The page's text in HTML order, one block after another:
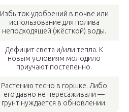
Избыток удобрений в почве или
использование для полива
неподходящей (жёсткой) воды.
Дефицит света и/или тепла. К
новым условиям молодило
приучают постепенно.
Растению тесно в горшке. Либо
его давно не пересаживали —
грунт нуждается в обновлении.